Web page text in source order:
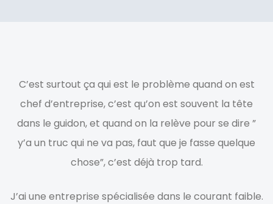
C’est surtout ça qui est le problème quand on est
chef d’entreprise, c’est qu’on est souvent la tête
dans le guidon, et quand on la relève pour se dire ”
y’a un truc qui ne va pas, faut que je fasse quelque
chose”, c’est déjà trop tard.
J’ai une entreprise spécialisée dans le courant faible.